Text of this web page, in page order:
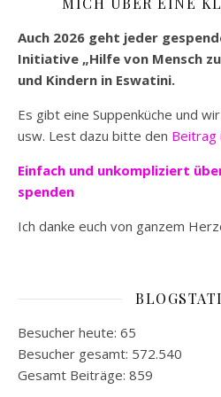
Auch 2026 geht jeder
Initiative „Hilfe von Mensch
und Kindern in Eswatini.
Es gibt eine Suppenküche und
usw. Lest dazu bitte den Beitrag
Einfach und unkompliziert
spenden
Ich danke euch von ganzem
Besucher heute: 65
Besucher gesamt: 572.540
Gesamt Beiträge: 859